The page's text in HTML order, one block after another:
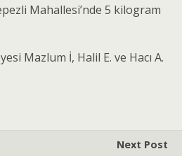
Mahallesi’nde 5 kilogram
Mazlum İ, Halil E. ve Hacı A.
Next Post